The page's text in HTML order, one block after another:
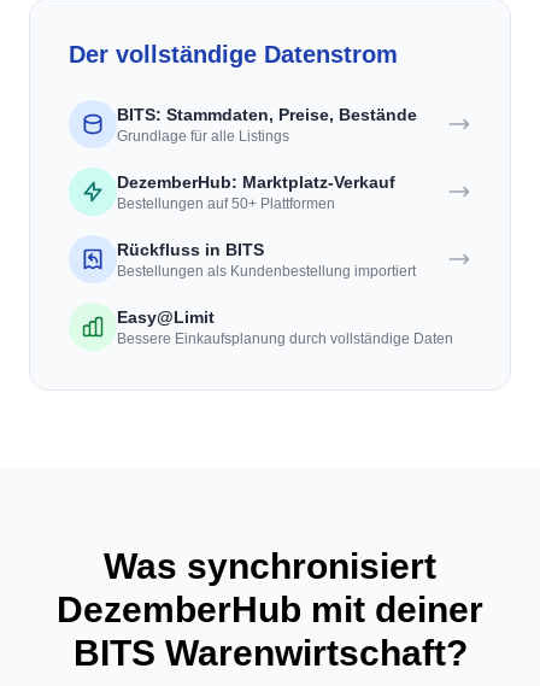
Der vollständige Datenstrom
BITS: Stammdaten, Preise, Bestände
Grundlage für alle Listings
DezemberHub: Marktplatz-Verkauf
Bestellungen auf 50+ Plattformen
Rückfluss in BITS
Bestellungen als Kundenbestellung importiert
Easy@Limit
Bessere Einkaufsplanung durch vollständige Daten
Was synchronisiert
DezemberHub mit deiner
BITS Warenwirtschaft?